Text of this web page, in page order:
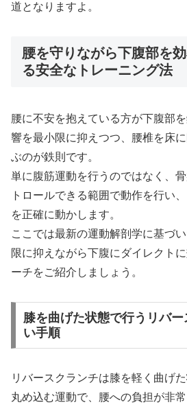
道となりますよ。
腰を守りながら下腹部を
る安全なトレーニング法
腰に不安を抱えている方が下腹部
響を最小限に抑えつつ、腰椎を床
ぶのが鉄則です。
単に腹筋運動を行うのではなく、
トロールできる範囲で動作を行い
を正確に動かします。
ここでは最新の運動解剖学に基づ
限に抑えながら下腹にダイレクト
ーチをご紹介しましょう。
膝を曲げた状態で行うリバ
い手順
リバースクランチは膝を軽く曲げ
丸め込む運動で、腰への負担が非